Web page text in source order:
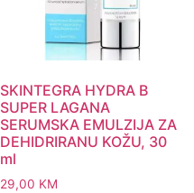
SKINTEGRA HYDRA B
SUPER LAGANA
SERUMSKA EMULZIJA ZA
DEHIDRIRANU KOŽU, 30
ml
29,00 KM